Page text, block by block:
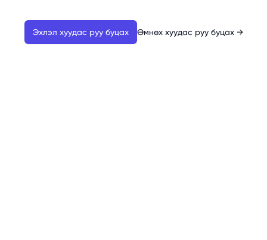
Эхлэл хуудас руу буцах Өмнөх хуудас руу буцах →